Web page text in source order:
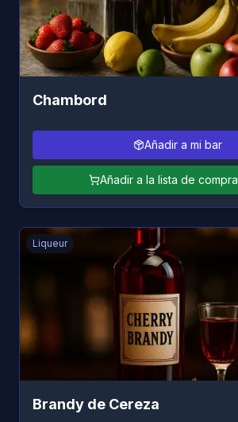
Chambord
Añadir a mi bar
Añadir a la lista de compra
Liqueur
Brandy de Cereza